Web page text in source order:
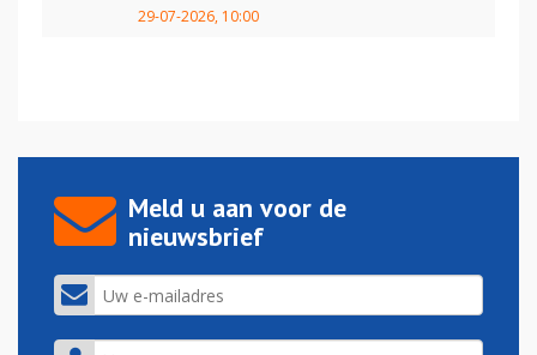
29-07-2026, 10:00
Meld u aan voor de
nieuwsbrief